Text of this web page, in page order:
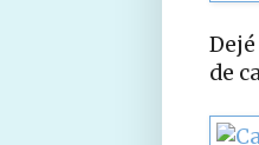
de